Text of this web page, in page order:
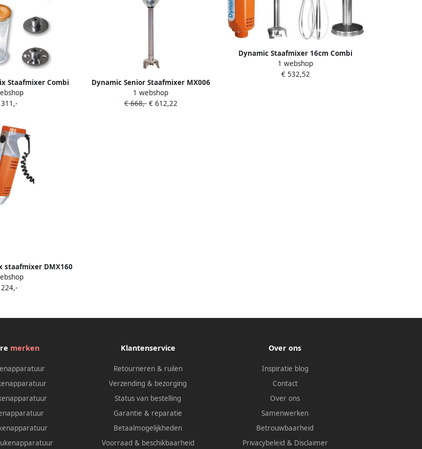
Staafmixer Combi
& Professioneel
Dynamic Senior Staafmixer MX006
CF009 Horeca & Professioneel
1 webshop
€ 668,-€ 612,22
Dynamic Staafmixer 16cm Combi
551055 Horeca & Professioneel
1 webshop
€ 532,52
staafmixer DMX160
merken Klantenservice
Retourneren & ruilen
Verzending & bezorging
Status van bestelling
Garantie & reparatie
Betaalmogelijkheden
Voorraad & beschikbaarheid
Over ons
Inspiratie blog
Contact
Over ons
Samenwerken
Betrouwbaarheid
Privacybeleid & Disclaimer